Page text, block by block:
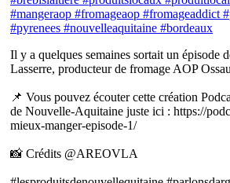
Il y a quelques semaines sortait un épisode
Lasserre, producteur de fromage AOP
📌 Vous pouvez écouter cette création
de Nouvelle-Aquitaine juste ici : https://
mieux-manger-episode-1/
📸 Crédits @AREOVLA